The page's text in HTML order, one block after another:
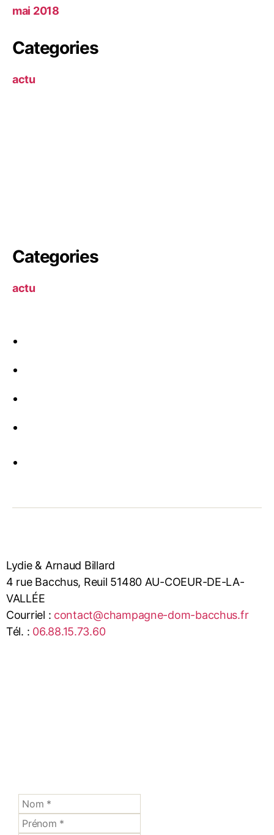
mai 2018
Categories
actu
Categories
actu
Lydie & Arnaud Billard
4 rue Bacchus, Reuil 51480 AU-COEUR-DE-LA-
VALLÉE
Courriel : contact@champagne-dom-bacchus.fr
Tél. : 06.88.15.73.60